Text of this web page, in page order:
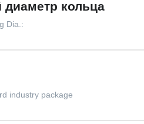
диаметр кольца
Dia.:
industry package